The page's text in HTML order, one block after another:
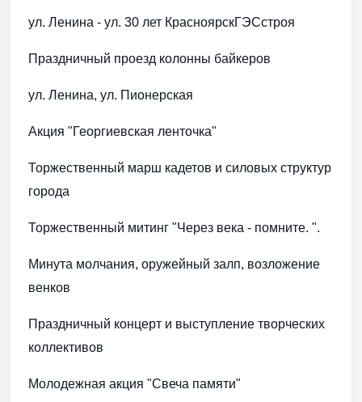
ул. Ленина - ул. 30 лет КрасноярскГЭСстроя
Праздничный проезд колонны байкеров
ул. Ленина, ул. Пионерская
Акция "Георгиевская ленточка"
Торжественный марш кадетов и силовых структур
города
Торжественный митинг "Через века - помните. ".
Минута молчания, оружейный залп, возложение
венков
Праздничный концерт и выступление творческих
коллективов
Молодежная акция "Свеча памяти"